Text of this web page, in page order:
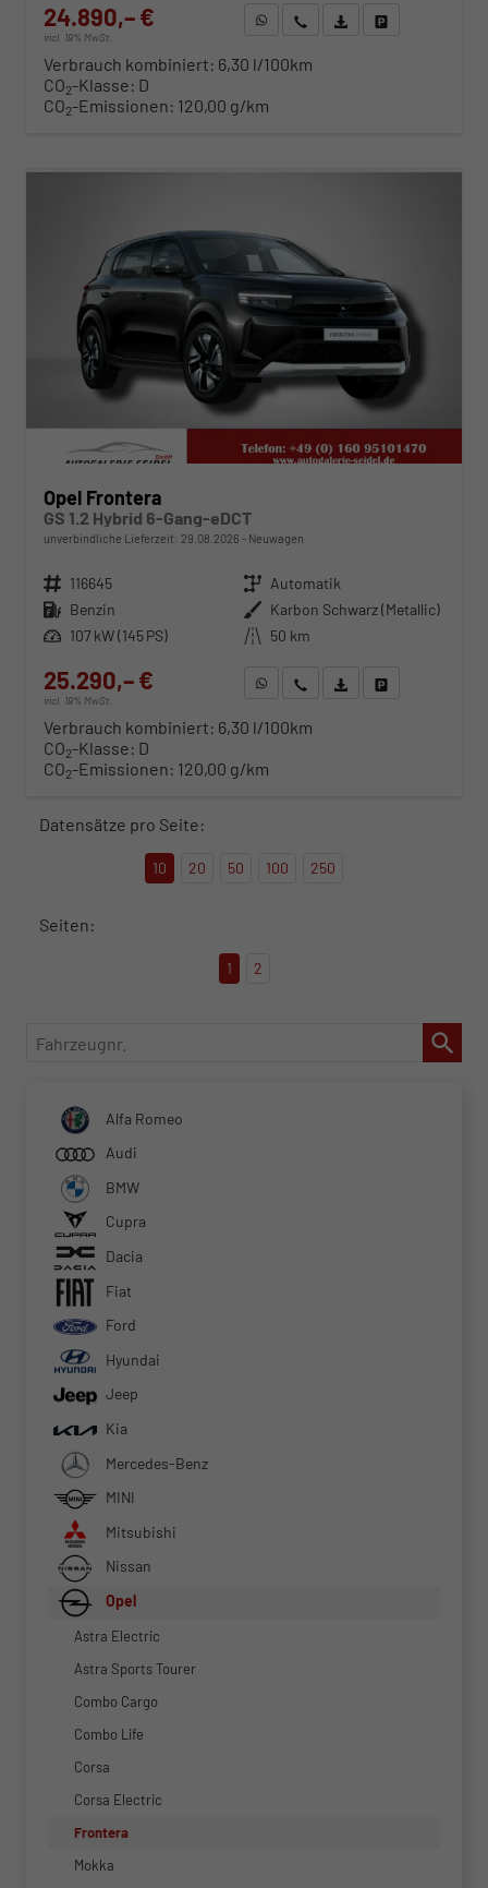
24.890,– €
incl. 19% MwSt.
WhatsApp anfragen
Wir rufen Sie anFahrzeugexposé (PDF)
Verbrauch kombiniert: 6,30 l/100km
CO2-Klasse: D
CO2-Emissionen: 120,00 g/km
Opel Frontera
GS 1.2 Hybrid 6-Gang-eDCT
unverbindliche Lieferzeit: 29.08.2026 Neuwagen
Fahrzeugnr. 116645 Getriebe Automatik
Kraftstoff Benzin Außenfarbe Karbon Schwarz (Metallic)
Leistung 107 kW (145 PS) Kilometerstand 50 km
25.290,– €
incl. 19% MwSt.
WhatsApp anfragen
Wir rufen Sie anFahrzeugexposé (PDF)
Verbrauch kombiniert: 6,30 l/100km
CO2-Klasse: D
CO2-Emissionen: 120,00 g/km
Datensätze pro Seite:
10 20 50 100 250
Seiten:
1 2
Fahrzeugnr.
Alfa Romeo
Audi
BMW
Cupra
Dacia
Fiat
Ford
Hyundai
Jeep
Kia
Mercedes-Benz
MINI
Mitsubishi
Nissan
Opel
Astra Electric
Astra Sports Tourer
Combo Cargo
Combo Life
Corsa
Corsa Electric
Frontera
Mokka